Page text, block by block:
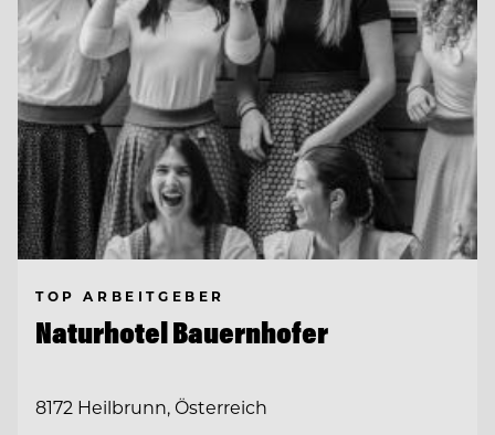
TOP ARBEITGEBER
Naturhotel Bauernhofer
8172 Heilbrunn, Österreich